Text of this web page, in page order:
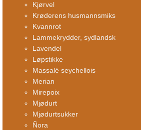
Kjørvel
Krøderens husmannsmiks
Kvannrot
Lammekrydder, sydlandsk
Lavendel
Løpstikke
Massalé seychellois
Merian
Mirepoix
Mjødurt
Mjødurtsukker
Ñora